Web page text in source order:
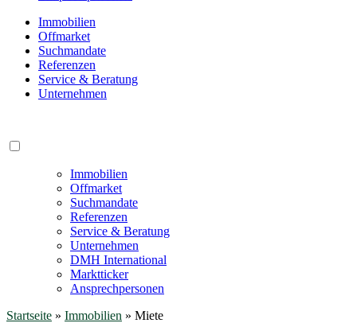
Immobilien
Offmarket
Suchmandate
Referenzen
Service & Beratung
Unternehmen
Immobilien
Offmarket
Suchmandate
Referenzen
Service & Beratung
Unternehmen
DMH International
Marktticker
Ansprechpersonen
Startseite » Immobilien » Miete